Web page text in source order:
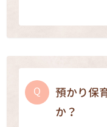
預かり保
か？